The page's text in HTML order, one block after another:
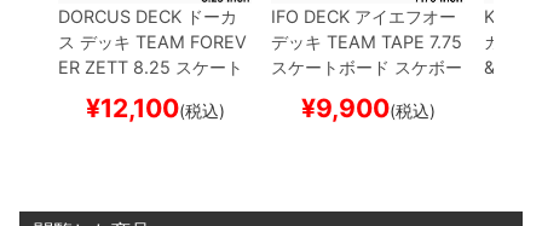
DORCUS DECK ドーカ
ス デッキ TEAM FOREV
ER ZETT 8.25 スケート
¥12,100(税込)
IFO DECK アイエフオー
デッキ TEAM TAPE 7.75
スケートボード スケボー
¥9,900(税込)
カ
&